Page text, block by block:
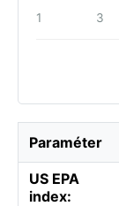
1 3
Paraméter
US EPA
index: